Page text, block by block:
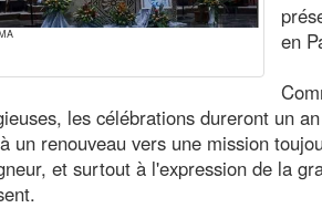
en
les célébrations dureront un
un renouveau vers une mission
et surtout à l'expression de la